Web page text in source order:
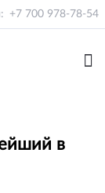
+7 700 978-78-54
в